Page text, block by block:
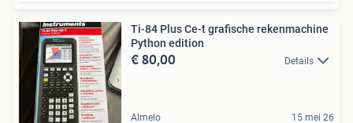
Ti-84 Plus Ce-t grafische rekenmachine
Python edition
€ 80,00 Details
Almelo 15 mei 26